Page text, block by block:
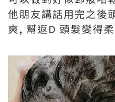
他朋友講話用完之後
爽, 幫返D 頭髮變得